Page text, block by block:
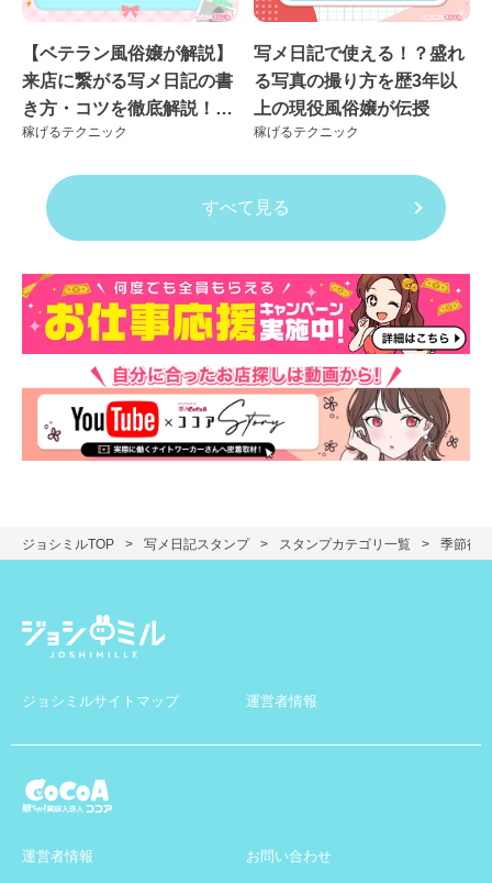
【ベテラン風俗嬢が解説】
来店に繋がる写メ日記の書
き方・コツを徹底解説！良
くない例も紹介
稼げるテクニック
写メ日記で使える！？盛れ
る写真の撮り方を歴3年以
上の現役風俗嬢が伝授
稼げるテクニック
すべて見る
ジョシミルTOP 写メ日記スタンプ スタンプカテゴリ一覧 季節行
ジョシミルサイトマップ 運営者情報
運営者情報 お問い合わせ